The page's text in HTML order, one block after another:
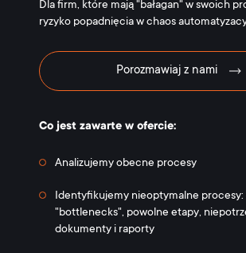
Dla firm, które mają "bałagan" w swoich
ryzyko popadnięcia w chaos
Porozmawiaj z nami
Co jest zawarte w ofercie:
Analizujemy obecne procesy
Identyfikujemy nieoptymalne procesy:
"bottlenecks", powolne etapy,
dokumenty i raporty